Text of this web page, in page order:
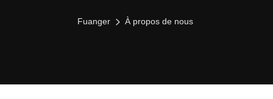
Fuanger À propos de nous